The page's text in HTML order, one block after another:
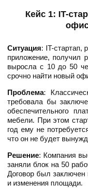
Кейс 1: IT-
Ситуация: IT-стартап,
приложение, получил
выросла с 10 до 50
срочно найти новый
Проблема:
требовала бы
обеспечительного
мебели. При этом
год ему не
что он не будет
Решение: Компания
заняли блок на 50
Договор был заключен
и изменения площади.